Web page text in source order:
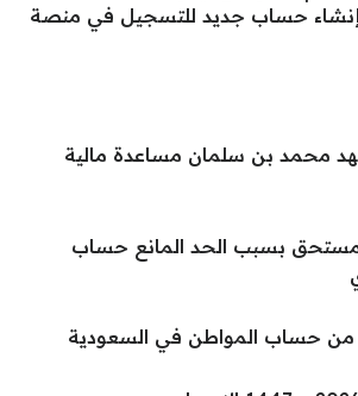
حساب جديد للتسجيل في منصة
محمد بن سلمان مساعدة مالية
بسبب الحد المانع حساب
من حساب المواطن في السعودية